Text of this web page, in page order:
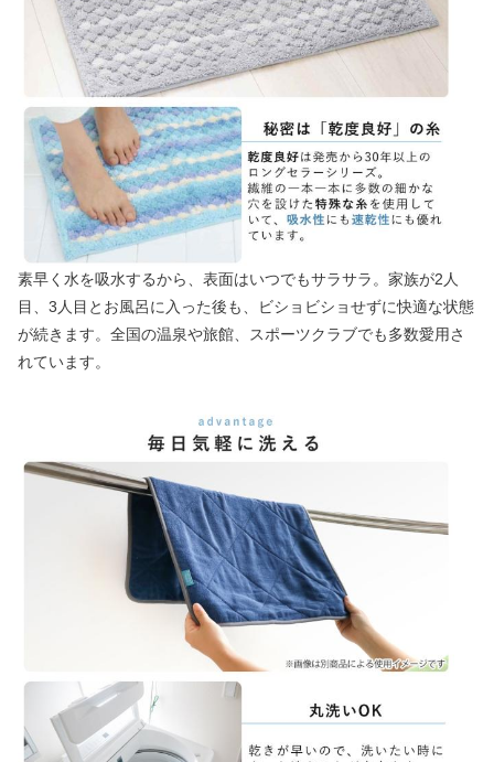
素早く水を吸水するから、表面はいつでもサラサラ。家族が2人
目、3人目とお風呂に入った後も、ビショビショせずに快適な状態
が続きます。全国の温泉や旅館、スポーツクラブでも多数愛用さ
れています。